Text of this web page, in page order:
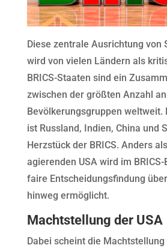
Diese zentrale Ausrichtung von
wird von vielen Ländern als
BRICS-Staaten sind ein
zwischen der größten Anzahl an
Bevölkerungsgruppen weltweit.
ist Russland, Indien, China und
Herzstück der BRICS. Anders
agierenden USA wird im
faire Entscheidungsfindung
hinweg ermöglicht.
Machtstellung der USA
Dabei scheint die Machtstellung